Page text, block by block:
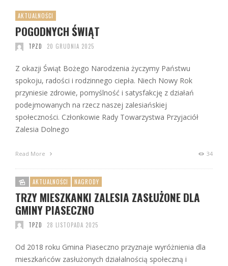
AKTUALNOŚCI
POGODNYCH ŚWIĄT
TPZD 20 GRUDNIA 2025
Z okazji Świąt Bożego Narodzenia życzymy Państwu
spokoju, radości i rodzinnego ciepła. Niech Nowy Rok
przyniesie zdrowie, pomyślność i satysfakcję z działań
podejmowanych na rzecz naszej zalesiańskiej
społeczności. Członkowie Rady Towarzystwa Przyjaciół
Zalesia Dolnego
Read More 34
AKTUALNOŚCI NAGRODY
TRZY MIESZKANKI ZALESIA ZASŁUŻONE DLA
GMINY PIASECZNO
TPZD 28 LISTOPADA 2025
Od 2018 roku Gmina Piaseczno przyznaje wyróżnienia dla
mieszkańców zasłużonych działalnością społeczną i